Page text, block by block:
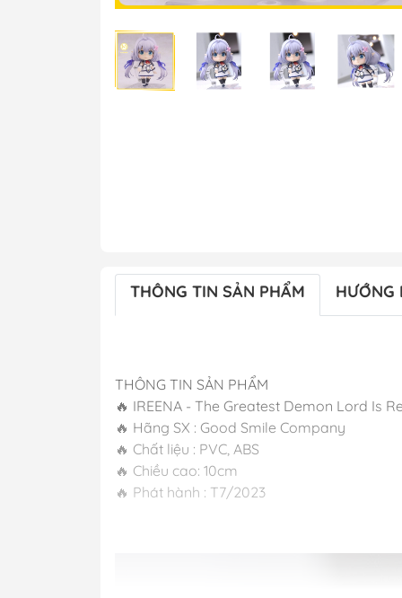
THÔNG TIN SẢN PHẨM HƯỚNG
THÔNG TIN SẢN PHẨM
🔥 IREENA - The Greatest Demon Lord Is
🔥 Hãng SX : Good Smile Company
🔥 Chất liệu : PVC, ABS
🔥 Chiều cao: 10cm
🔥 Phát hành : T7/2023